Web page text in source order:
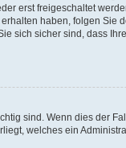
erst freigeschaltet
haben, folgen
sich sicher sind, dass
sind. Wenn dies der
welches ein